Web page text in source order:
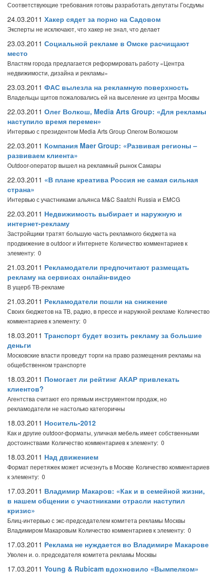
Соответствующие требования готовы разработать депутаты Госдумы
24.03.2011 Хакер сядет за порно на Садовом
Эксперты не исключают, что хакер не знал, что делает
23.03.2011 Социальной рекламе в Омске расчищают
место
Властям города предлагается реформировать работу «Центра
недвижимости, дизайна и рекламы»
23.03.2011 ФАС вылезла на рекламную поверхность
Владельцы щитов пожаловались ей на выселение из центра Москвы
22.03.2011 Олег Волкош, Media Arts Group: «Для рекламы
наступило время перемен»
Интервью с президентом Media Arts Group Олегом Волкошом
22.03.2011 Компания Maer Group: «Развивая регионы –
развиваем клиента»
Outdoor-оператор вышел на рекламный рынок Самары
22.03.2011 «В плане креатива Россия не самая сильная
страна»
Интервью с участниками альянса M&C Saatchi Russia и EMCG
22.03.2011 Недвижимость выбирает и наружную и
интернет-рекламу
Застройщики тратят большую часть рекламного бюджета на
продвижение в outdoor и Интернете Количество комментариев к
элементу: 0
21.03.2011 Рекламодатели предпочитают размещать
рекламу на сервисах онлайн-видео
В ущерб ТВ-рекламе
21.03.2011 Рекламодатели пошли на снижение
Своих бюджетов на ТВ, радио, в прессе и наружной рекламе Количество
комментариев к элементу: 0
18.03.2011 Транспорт будет возить рекламу за большие
деньги
Московские власти проведут торги на право размещения рекламы на
обще6ственном транспорте
18.03.2011 Помогает ли рейтинг АКАР привлекать
клиентов?
Агентства считают его прямым инструментом продаж, но
рекламодатели не настолько категоричны
18.03.2011 Носитель-2012
Как и другие outdoor-форматы, уличная мебель имеет собственными
достоинствами Количество комментариев к элементу: 0
18.03.2011 Над движением
Формат перетяжек может исчезнуть в Москве Количество комментариев
к элементу: 0
17.03.2011 Владимир Макаров: «Как и в семейной жизни,
в нашем общении с участниками отрасли наступил
кризис»
Блиц-интервью с экс-председателем комитета рекламы Москвы
Владимиром Макаровым Количество комментариев к элементу: 0
17.03.2011 Реклама не нуждается во Владимире Макарове
Уволен и. о. председателя комитета рекламы Москвы
17.03.2011 Young & Rubicam вдохновило «Вымпелком»